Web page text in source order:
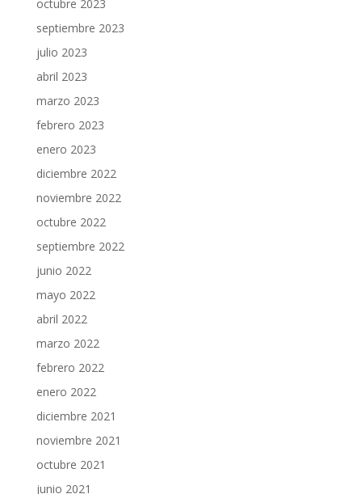
octubre 2023
septiembre 2023
julio 2023
abril 2023
marzo 2023
febrero 2023
enero 2023
diciembre 2022
noviembre 2022
octubre 2022
septiembre 2022
junio 2022
mayo 2022
abril 2022
marzo 2022
febrero 2022
enero 2022
diciembre 2021
noviembre 2021
octubre 2021
junio 2021